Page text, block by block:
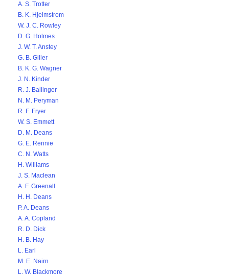
A. S. Trotter
B. K. Hjelmstrom
W. J. C. Rowley
D. G. Holmes
J. W. T. Anstey
G. B. Giller
B. K. G. Wagner
J. N. Kinder
R. J. Ballinger
N. M. Peryman
R. F. Fryer
W. S. Emmett
D. M. Deans
G. E. Rennie
C. N. Watts
H. Williams
J. S. Maclean
A. F. Greenall
H. H. Deans
P. A. Deans
A. A. Copland
R. D. Dick
H. B. Hay
L. Earl
M. E. Nairn
L. W. Blackmore